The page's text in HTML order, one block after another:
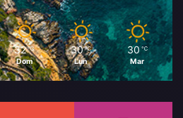
32 ℃
Dom
30 ℃
Lun
30 ℃
Mar